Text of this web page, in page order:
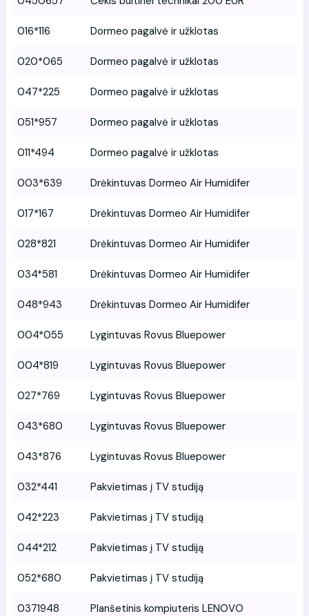
016*116 Dormeo pagalvė ir užklotas
020*065 Dormeo pagalvė ir užklotas
047*225 Dormeo pagalvė ir užklotas
051*957 Dormeo pagalvė ir užklotas
011*494 Dormeo pagalvė ir užklotas
003*639 Drėkintuvas Dormeo Air Humidifer
017*167 Drėkintuvas Dormeo Air Humidifer
028*821 Drėkintuvas Dormeo Air Humidifer
034*581 Drėkintuvas Dormeo Air Humidifer
048*943 Drėkintuvas Dormeo Air Humidifer
004*055 Lygintuvas Rovus Bluepower
004*819 Lygintuvas Rovus Bluepower
027*769 Lygintuvas Rovus Bluepower
043*680 Lygintuvas Rovus Bluepower
043*876 Lygintuvas Rovus Bluepower
032*441 Pakvietimas į TV studiją
042*223 Pakvietimas į TV studiją
044*212 Pakvietimas į TV studiją
052*680 Pakvietimas į TV studiją
0371948 Planšetinis kompiuteris LENOVO